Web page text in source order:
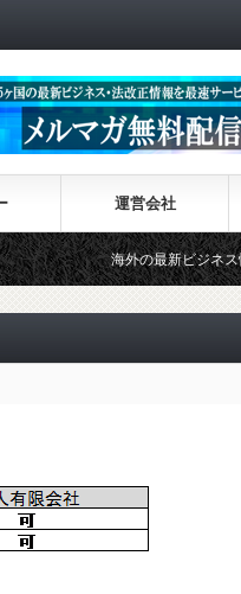
運営会社
海外の最新ビジネス情報を集めた